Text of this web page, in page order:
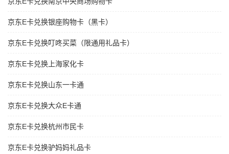
京东E卡兑换银座购物卡（黑卡）
京东E卡兑换叮咚买菜（限通用礼品卡）
京东E卡兑换上海家化卡
京东E卡兑换山东一卡通
京东E卡兑换大众E卡通
京东E卡兑换杭州市民卡
京东E卡兑换驴妈妈礼品卡